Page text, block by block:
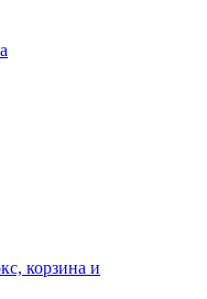
корзина и